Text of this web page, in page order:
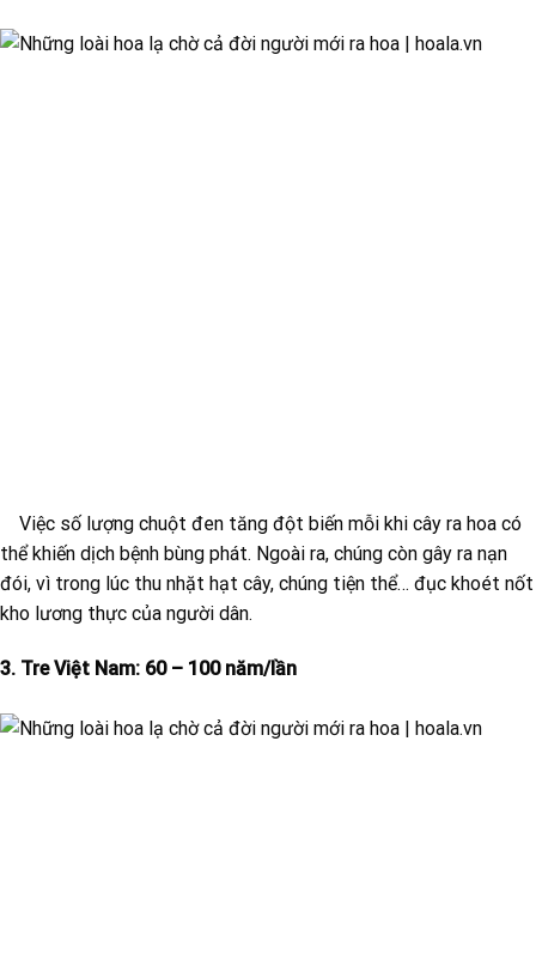
Việc số lượng chuột đen tăng đột biến mỗi khi cây ra hoa có
thể khiến dịch bệnh bùng phát. Ngoài ra, chúng còn gây ra nạn
đói, vì trong lúc thu nhặt hạt cây, chúng tiện thể… đục khoét nốt
kho lương thực của người dân.
3. Tre Việt Nam: 60 – 100 năm/lần